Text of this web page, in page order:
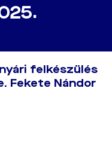
felkészülés
Fekete Nándor